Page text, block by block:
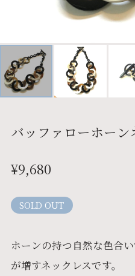
バッファローホー
¥9,680
SOLD OUT
ホーンの持つ自然な色合
が増すネックレスです。